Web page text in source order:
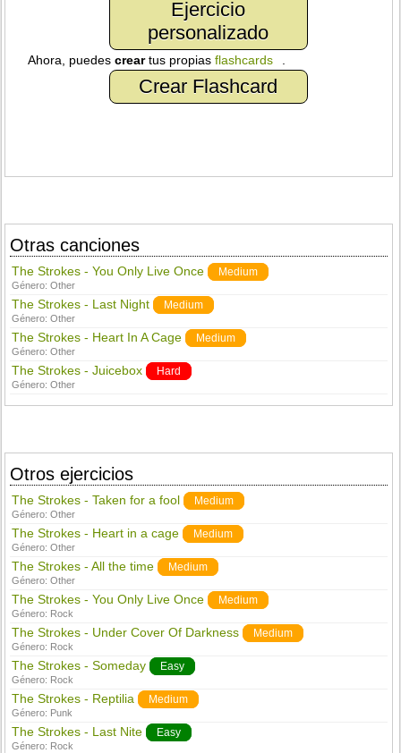
Ejercicio
personalizado
Ahora, puedescreartus propiasflashcards
Crear Flashcard
Otras canciones
The Strokes - You Only Live Once Medium
Género:Other
The Strokes - Last Night Medium
Género:Other
The Strokes - Heart In A Cage Medium
Género:Other
The Strokes - Juicebox Hard
Género:Other
Otros ejercicios
The Strokes - Taken for a fool Medium
Género:Other
The Strokes - Heart in a cage Medium
Género:Other
The Strokes - All the time Medium
Género:Other
The Strokes - You Only Live Once Medium
Género: Rock
The Strokes - Under Cover Of Darkness Medium
Género: Rock
The Strokes - Someday Easy
Género: Rock
The Strokes - Reptilia Medium
Género: Punk
The Strokes - Last Nite Easy
Género: Rock